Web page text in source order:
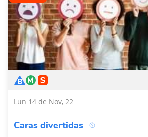
Lun 14 de Nov, 22
Caras divertidas